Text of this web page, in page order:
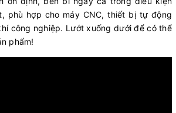
phù hợp cho máy CNC, thiết bị tự động
công nghiệp. Lướt xuống dưới để có thể
phẩm!